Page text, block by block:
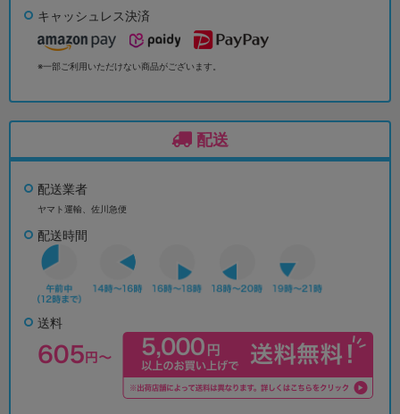
キャッシュレス決済
※一部ご利用いただけない商品がございます。
配送
配送業者
ヤマト運輸、佐川急便
配送時間
送料